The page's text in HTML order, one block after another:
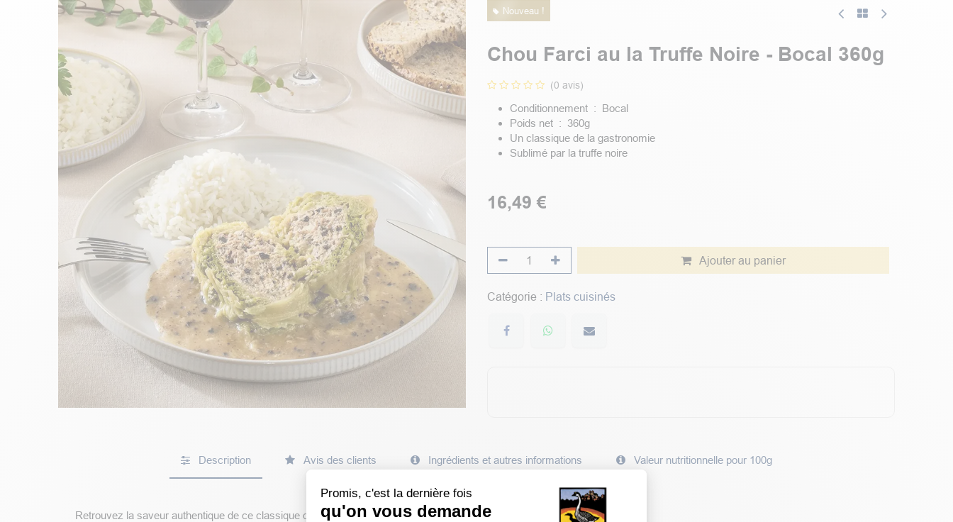
Promis, c'est la dernière fois
qu'on vous demande
Nouveau !
Chou Farci au la Truffe Noire - Bocal 360g
(0 avis)
Conditionnement : Bocal
Poids net : 360g
Un classique de la gastronomie
Sublimé par la truffe noire
16,49 €
Ajouter au panier
Catégorie : Plats cuisinés
Description Avis des clients Ingrédients et autres informations Valeur nutritionnelle pour 100g
Retrouvez la saveur authentique de ce classique de la gastronomie, sublimé par le foie de canard.